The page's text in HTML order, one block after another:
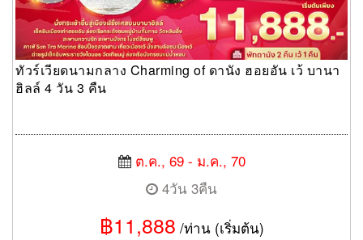
ทัวร์เวียดนามกลาง Charming of ดานัง ฮอยอัน เว้ บานา
ฮิลล์ 4 วัน 3 คืน
ต.ค., 69 - ม.ค., 70
4วัน 3คืน
฿11,888 /ท่าน (เริ่มต้น)